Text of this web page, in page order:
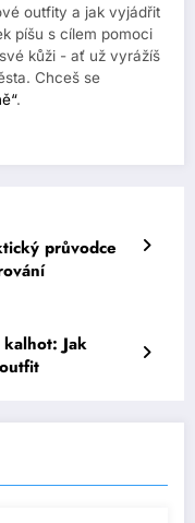
outfity a jak vyjádřit
píšu s cílem pomoci
kůži - ať už vyrážíš
Chceš se
.
průvodce
Jak